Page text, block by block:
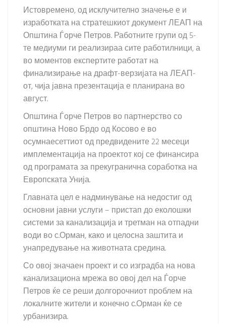
Истовремено, од исклучително значење е и
изработката на стратешкиот документ ЛЕАП на
Општина Ѓорче Петров. Работните групи од 5-
те медиуми ги реализираа сите работилници, а
во моментов експертите работат на
финализирање на драфт-верзијата на ЛЕАП-
от, чија јавна презентација е планирана во
август.
Општина Ѓорче Петров во партнерство со
општина Ново Брдо од Косово е во
осумнаесеттиот од предвидените 22 месеци
имплементација на проектот кој се финансира
од програмата за прекугранична соработка на
Европската Унија.
Главната цел е надминување на недостиг од
основни јавни услуги – пристап до еколошки
системи за канализација и третман на отпадни
води во с.Орман, како и целосна заштита и
унапредување на животната средина.
Со овој значаен проект и со изградба на нова
канализациона мрежа во овој дел на Ѓорче
Петров ќе се реши долгорочниот проблем на
локалните жители и конечно с.Орман ќе се
урбанизира.